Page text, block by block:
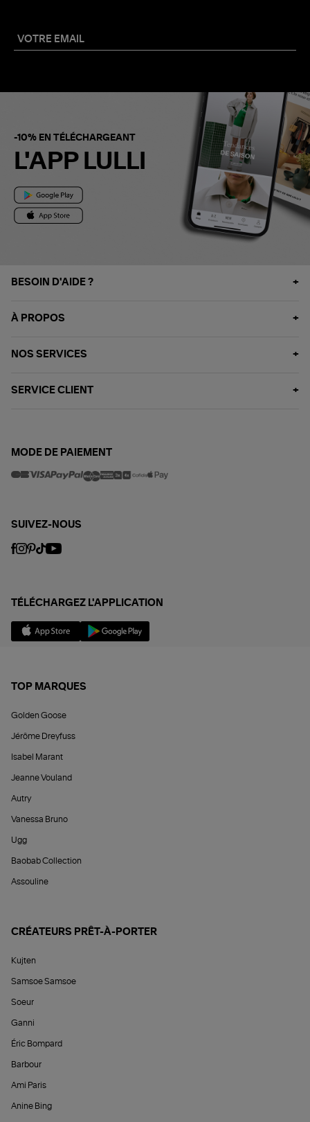
-10% EN TÉLÉCHARGEANT
L'APP LULLI
BESOIN D'AIDE ?
À PROPOS
NOS SERVICES
SERVICE CLIENT
MODE DE PAIEMENT
SUIVEZ-NOUS
TÉLÉCHARGEZ L'APPLICATION
TOP MARQUES
Golden Goose
Jérôme Dreyfuss
Isabel Marant
Jeanne Vouland
Autry
Vanessa Bruno
Ugg
Baobab Collection
Assouline
CRÉATEURS PRÊT-À-PORTER
Kujten
Samsoe Samsoe
Soeur
Ganni
Éric Bompard
Barbour
Ami Paris
Anine Bing